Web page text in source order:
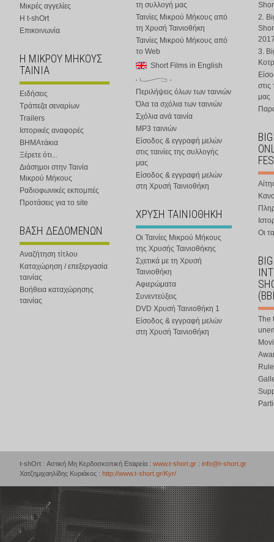
Μικρές αγγελίες
Η t-shOrt
Επικοινωνία
Η ΜΙΚΡΟΥ ΜΗΚΟΥΣ
ΤΑΙΝΙΑ
Ειδήσεις
Τράπεζα σεναρίων
Trailers
Ιστορικές αναφορές
ΒΗΜΑτάκια
Ξέρετε ότι...
Διάσημοι στην Ταινία
Μικρού Μήκους
Ραδιοφωνικές εκπομπές
Προτάσεις για το site
ΒΑΣΗ ΔΕΔΟΜΕΝΩΝ
Αναζήτηση τίτλου
Καταχώρηση / επεξεργασία
ταινίας
Βοήθεια καταχώρησης
ταινίας
τη συλλογή μας
Ταινίες Μικρού Μήκους από
τη Χρυσή Ταινιοθήκη
Ταινίες Μικρού Μήκους από
το Web
Short Films in English
Περιλήψεις όλων των ταινιών
Όλα τα σχόλια των ταινιών
Σχόλια ανά ταινία
MP3 ταινιών
Είσοδος & εγγραφή μελών
στις ταινίες της συλλογής
μας
Είσοδος & εγγραφή μελών
στη Χρυσή Ταινιοθήκη
ΧΡΥΣΗ ΤΑΙΝΙΟΘΗΚΗ
Οι Ταινίες Μικρού Μήκους
της Χρυσής Ταινιοθήκης
Σχετικά με τη Χρυσή
Ταινιοθήκη
Αφιερώματα
Συνεντεύξεις
DVD Χρυσή Ταινιοθήκη 1
Είσοδος & εγγραφή μελών
στη Χρυσή Ταινιοθήκη
2.
3.
στις
μας
Οι
The
t-shOrt : Αστική Μη Κερδοσκοπική Εταιρεία : www.t-short.gr : info@t-short.gr
Χατζημιχαηλίδης Κυριάκος : http://www.t-short.gr/Kyr/